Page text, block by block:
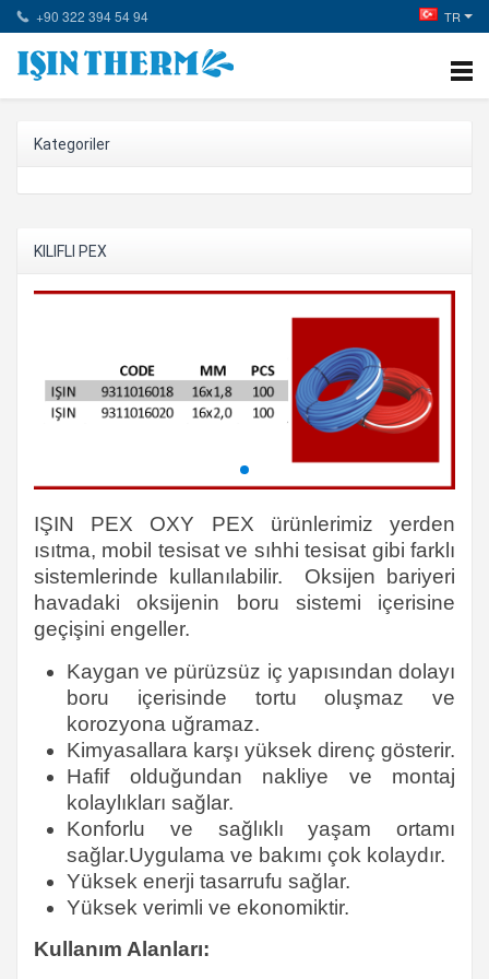
+90 322 394 54 94 TR
Kategoriler
KILIFLI PEX
IŞIN PEX OXY PEX ürünlerimiz yerden
ısıtma, mobil tesisat ve sıhhi tesisat gibi farklı
sistemlerinde kullanılabilir. Oksijen bariyeri
havadaki oksijenin boru sistemi içerisine
geçişini engeller.
Kaygan ve pürüzsüz iç yapısından dolayı
boru içerisinde tortu oluşmaz ve
korozyona uğramaz.
Kimyasallara karşı yüksek direnç gösterir.
Hafif olduğundan nakliye ve montaj
kolaylıkları sağlar.
Konforlu ve sağlıklı yaşam ortamı
sağlar.Uygulama ve bakımı çok kolaydır.
Yüksek enerji tasarrufu sağlar.
Yüksek verimli ve ekonomiktir.
Kullanım Alanları: